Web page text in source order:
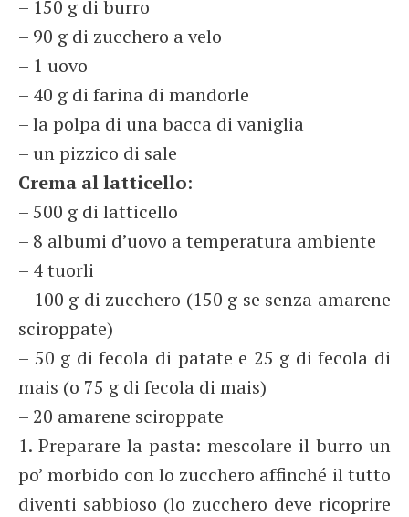
– 150 g di burro
– 90 g di zucchero a velo
– 1 uovo
– 40 g di farina di mandorle
– la polpa di una bacca di vaniglia
– un pizzico di sale
Crema al latticello:
– 500 g di latticello
– 8 albumi d’uovo a temperatura ambiente
– 4 tuorli
– 100 g di zucchero (150 g se senza amarene
sciroppate)
– 50 g di fecola di patate e 25 g di fecola di
mais (o 75 g di fecola di mais)
– 20 amarene sciroppate
1. Preparare la pasta: mescolare il burro un
po’ morbido con lo zucchero affinché il tutto
diventi sabbioso (lo zucchero deve ricoprire